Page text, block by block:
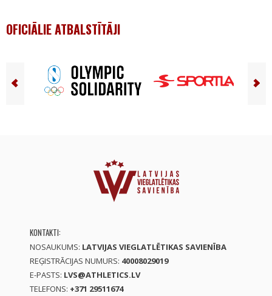
OFICIĀLIE ATBALSTĪTĀJI
KONTAKTI:
NOSAUKUMS: LATVIJAS VIEGLATLĒTIKAS SAVIENĪBA
REĢISTRĀCIJAS NUMURS: 40008029019
E-PASTS: LVS@ATHLETICS.LV
TELEFONS: +371 29511674